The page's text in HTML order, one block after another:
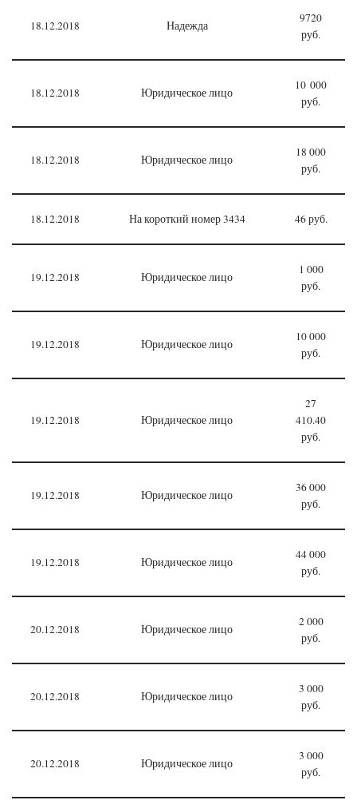
18.12.2018 Надежда
9720
руб.
18.12.2018 Юридическое лицо
10 000
руб.
18.12.2018 Юридическое лицо
18 000
руб.
18.12.2018 На короткий номер 3434 46 руб.
19.12.2018 Юридическое лицо
1 000
руб.
19.12.2018 Юридическое лицо
10 000
руб.
19.12.2018 Юридическое лицо
27
410.40
руб.
19.12.2018 Юридическое лицо
36 000
руб.
19.12.2018 Юридическое лицо
44 000
руб.
20.12.2018 Юридическое лицо
2 000
руб.
20.12.2018 Юридическое лицо
3 000
руб.
20.12.2018 Юридическое лицо
3 000
руб.